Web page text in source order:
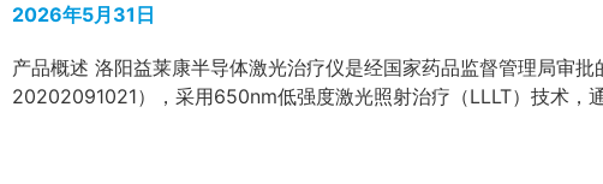
2026年5月31日
产品概述 洛阳益莱康半导体激光治疗仪是经国家药品监督管理局审
20202091021），采用650nm低强度激光照射治疗（LLLT）技术，